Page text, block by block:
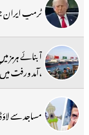
ٹرمپ
آبنائے
،آمد ورفت
مساجد سے